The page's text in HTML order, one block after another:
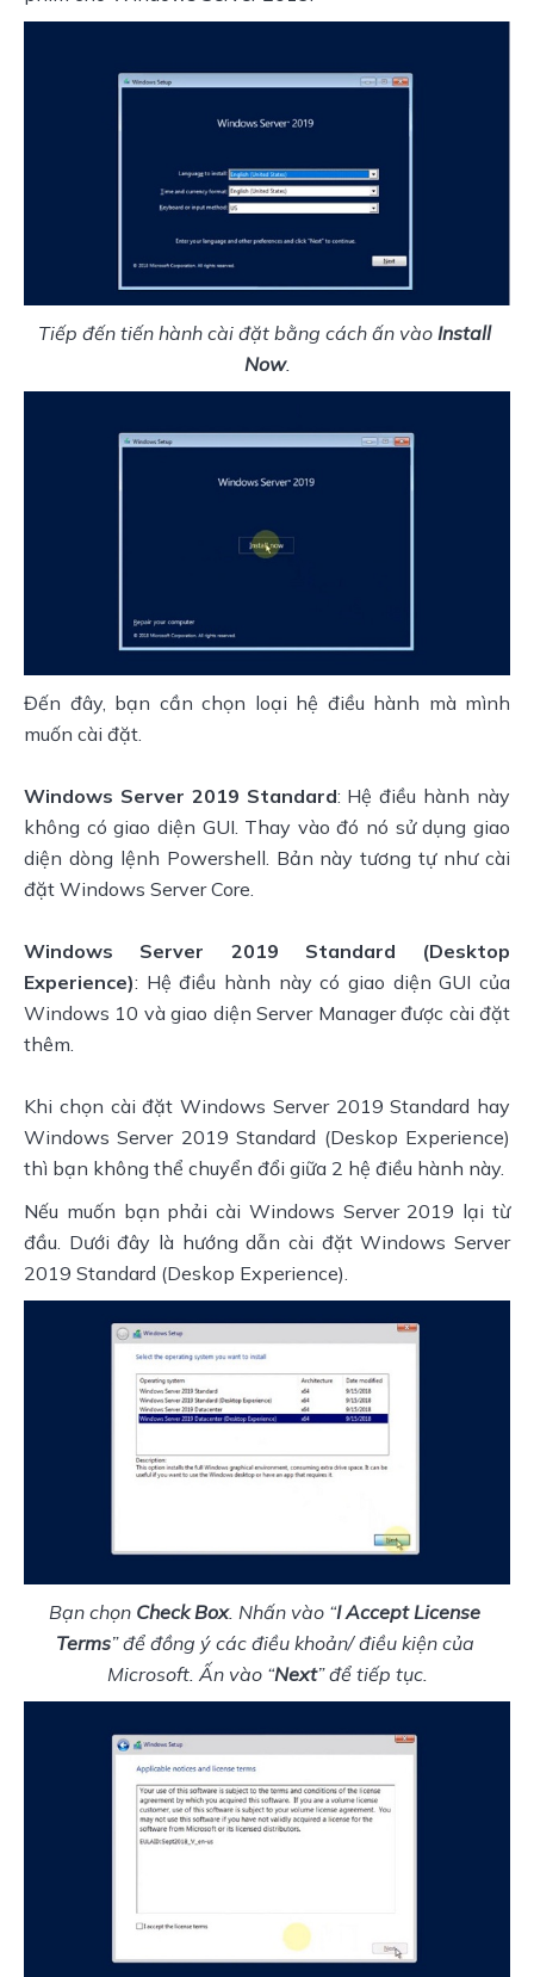
Tiếp đến tiến hành cài đặt bằng cách ấn vào Install
Now.
Đến đây, bạn cần chọn loại hệ điều hành mà mình
muốn cài đặt.
Windows Server 2019 Standard: Hệ điều hành này
không có giao diện GUI. Thay vào đó nó sử dụng giao
diện dòng lệnh Powershell. Bản này tương tự như cài
đặt Windows Server Core.
Windows Server 2019 Standard (Desktop
Experience): Hệ điều hành này có giao diện GUI của
Windows 10 và giao diện Server Manager được cài đặt
thêm.
Khi chọn cài đặt Windows Server 2019 Standard hay
Windows Server 2019 Standard (Deskop Experience)
thì bạn không thể chuyển đổi giữa 2 hệ điều hành này.
Nếu muốn bạn phải cài Windows Server 2019 lại từ
đầu. Dưới đây là hướng dẫn cài đặt Windows Server
2019 Standard (Deskop Experience).
Bạn chọn Check Box. Nhấn vào “I Accept License
Terms” để đồng ý các điều khoản/ điều kiện của
Microsoft. Ấn vào “Next” để tiếp tục.